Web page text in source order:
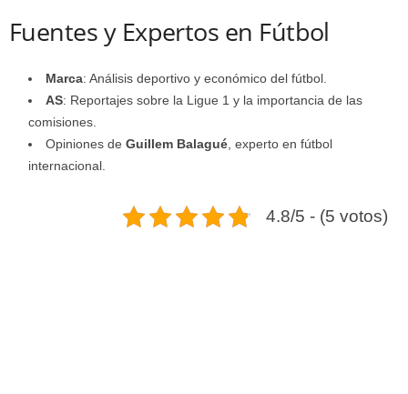
Fuentes y Expertos en Fútbol
Marca: Análisis deportivo y económico del fútbol.
AS: Reportajes sobre la Ligue 1 y la importancia de las
comisiones.
Opiniones de Guillem Balagué, experto en fútbol
internacional.
4.8/5 - (5 votos)